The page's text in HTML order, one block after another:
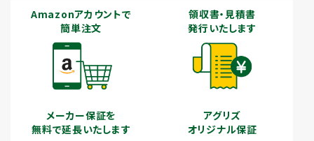
Amazonアカウントで
簡単注文
領収書・見積書
発行いたします
メーカー保証を
無料で延長いたします
アグリズ
オリジナル保証